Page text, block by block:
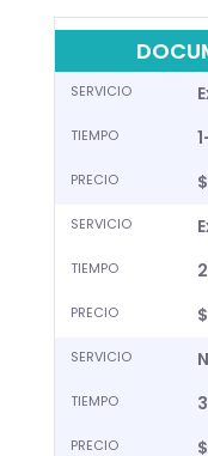
SERVICIO
TIEMPO
PRECIO
SERVICIO
TIEMPO
PRECIO
SERVICIO
TIEMPO
PRECIO